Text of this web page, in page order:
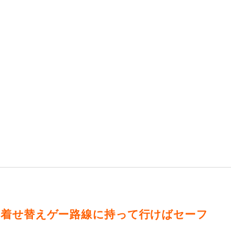
せ替えゲー路線に持って行けばセーフ